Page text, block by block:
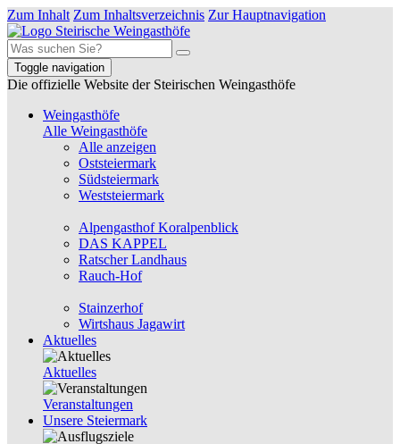
Zum Inhalt Zum Inhaltsverzeichnis Zur Hauptnavigation
Toggle navigation
Die offizielle Website der Steirischen Weingasthöfe
Weingasthöfe
Alle Weingasthöfe
Alle anzeigen
Oststeiermark
Südsteiermark
Weststeiermark
Alpengasthof Koralpenblick
DAS KAPPEL
Ratscher Landhaus
Rauch-Hof
Stainzerhof
Wirtshaus Jagawirt
Aktuelles
Aktuelles
Veranstaltungen
Unsere Steiermark